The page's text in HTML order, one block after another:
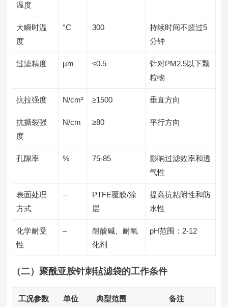
温度
大瞬时温
度
°C 300
持续时间不超过5
分钟
过滤精度 μm ≤0.5
针对PM2.5以下颗
粒物
抗拉强度 N/cm² ≥1500 垂直方向
抗撕裂强
度
N/cm ≥80 平行方向
孔隙率 % 75-85
影响过滤效率和透
气性
表面处理
方式
–
PTFE覆膜/涂
层
提高抗粘附性和防
水性
化学耐受
性
–
耐酸碱、耐氧
化剂
pH范围：2-12
（二）聚酰亚胺针刺毡滤袋的工作条件
工况参数 单位 典型范围 备注